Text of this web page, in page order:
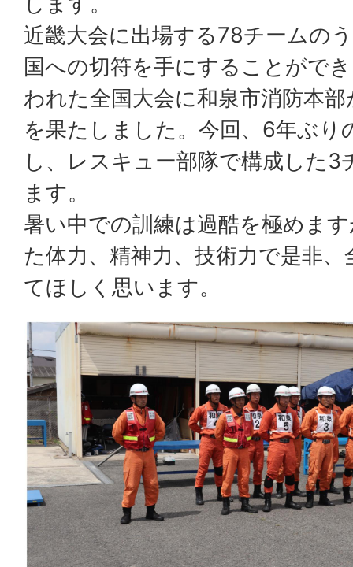
近畿大会に出場する78チームの
国への切符を手にすることがで
われた全国大会に和泉市消防本
を果たしました。今回、6年ぶり
し、レスキュー部隊で構成した3
ます。
暑い中での訓練は過酷を極めま
た体力、精神力、技術力で是非
てほしく思います。